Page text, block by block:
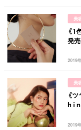
キュレーター一覧
運営会社
利用規約
プライバシーポ
お問い合わせ
メイク k-
kpop トレ
オルチャンメイク
美
2019
《1
発
美
2019
《
h i